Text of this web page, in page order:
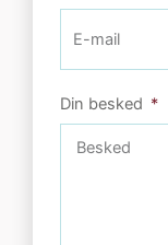
Din besked